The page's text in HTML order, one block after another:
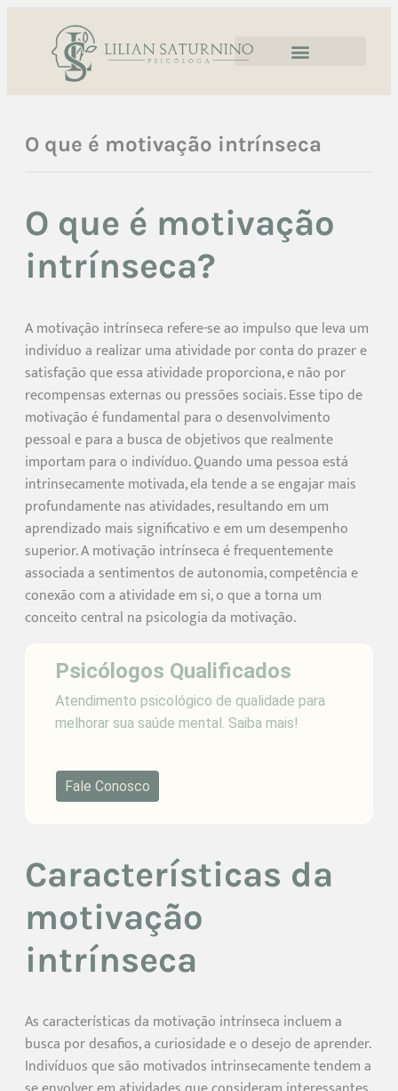
O que é motivação intrínseca
O que é motivação
intrínseca?
A motivação intrínseca refere-se ao impulso que leva um
indivíduo a realizar uma atividade por conta do prazer e
satisfação que essa atividade proporciona, e não por
recompensas externas ou pressões sociais. Esse tipo de
motivação é fundamental para o desenvolvimento
pessoal e para a busca de objetivos que realmente
importam para o indivíduo. Quando uma pessoa está
intrinsecamente motivada, ela tende a se engajar mais
profundamente nas atividades, resultando em um
aprendizado mais significativo e em um desempenho
superior. A motivação intrínseca é frequentemente
associada a sentimentos de autonomia, competência e
conexão com a atividade em si, o que a torna um
conceito central na psicologia da motivação.
Psicólogos Qualificados
Atendimento psicológico de qualidade para
melhorar sua saúde mental. Saiba mais!
Fale Conosco
Características da
motivação
intrínseca
As características da motivação intrínseca incluem a
busca por desafios, a curiosidade e o desejo de aprender.
Indivíduos que são motivados intrinsecamente tendem a